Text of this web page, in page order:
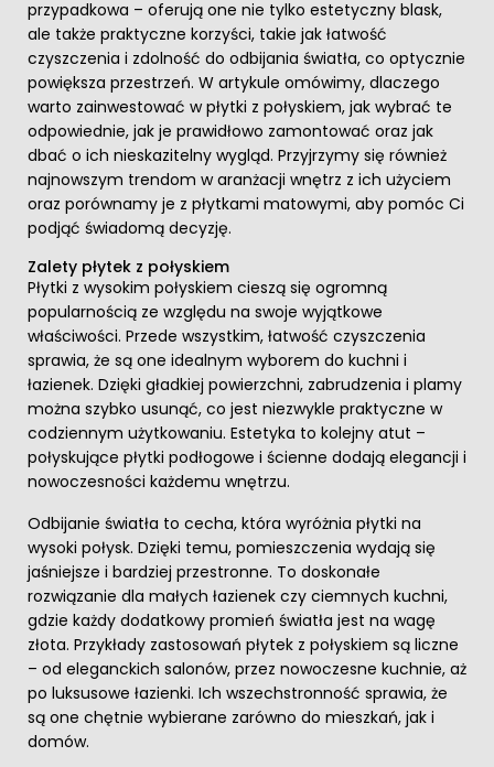
przypadkowa – oferują one nie tylko estetyczny blask,
ale także praktyczne korzyści, takie jak łatwość
czyszczenia i zdolność do odbijania światła, co optycznie
powiększa przestrzeń. W artykule omówimy, dlaczego
warto zainwestować w płytki z połyskiem, jak wybrać te
odpowiednie, jak je prawidłowo zamontować oraz jak
dbać o ich nieskazitelny wygląd. Przyjrzymy się również
najnowszym trendom w aranżacji wnętrz z ich użyciem
oraz porównamy je z płytkami matowymi, aby pomóc Ci
podjąć świadomą decyzję.
Zalety płytek z połyskiem
Płytki z wysokim połyskiem cieszą się ogromną
popularnością ze względu na swoje wyjątkowe
właściwości. Przede wszystkim, łatwość czyszczenia
sprawia, że są one idealnym wyborem do kuchni i
łazienek. Dzięki gładkiej powierzchni, zabrudzenia i plamy
można szybko usunąć, co jest niezwykle praktyczne w
codziennym użytkowaniu. Estetyka to kolejny atut –
połyskujące płytki podłogowe i ścienne dodają elegancji i
nowoczesności każdemu wnętrzu.
Odbijanie światła to cecha, która wyróżnia płytki na
wysoki połysk. Dzięki temu, pomieszczenia wydają się
jaśniejsze i bardziej przestronne. To doskonałe
rozwiązanie dla małych łazienek czy ciemnych kuchni,
gdzie każdy dodatkowy promień światła jest na wagę
złota. Przykłady zastosowań płytek z połyskiem są liczne
– od eleganckich salonów, przez nowoczesne kuchnie, aż
po luksusowe łazienki. Ich wszechstronność sprawia, że
są one chętnie wybierane zarówno do mieszkań, jak i
domów.